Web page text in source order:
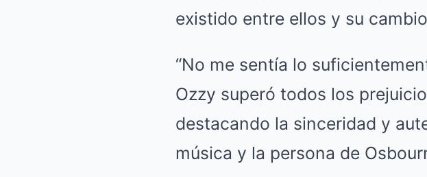
existido entre ellos y su
“No me sentía lo
Ozzy superó todos los
destacando la sinceridad y
música y la persona de